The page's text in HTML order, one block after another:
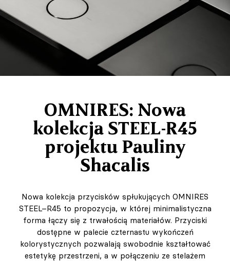
OMNIRES: Nowa
kolekcja STEEL-R45
projektu Pauliny
Shacalis
Nowa kolekcja przycisków spłukujących OMNIRES
STEEL–R45 to propozycja, w której minimalistyczna
forma łączy się z trwałością materiałów. Przyciski
dostępne w palecie czternastu wykończeń
kolorystycznych pozwalają swobodnie kształtować
estetykę przestrzeni, a w połączeniu ze stelażem